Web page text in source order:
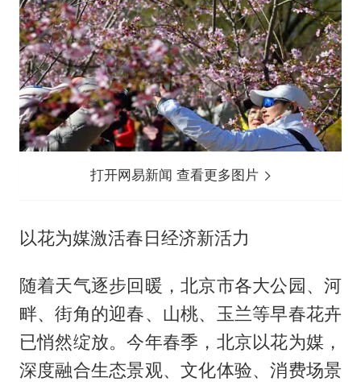
打开网易新闻 查看更多图片
以花为媒激活春日经济新活力
随着天气逐步回暖，北京市各大公园、河
畔、街角的迎春、山桃、玉兰等早春花卉
已悄然绽放。今年春季，北京以花为媒，
深度融合生态景观、文化体验、消费场景